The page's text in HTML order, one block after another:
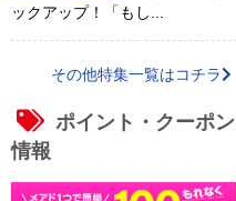
ックアップ！「もし...
その他特集一覧はコチラ
ポイント・クーポン
情報